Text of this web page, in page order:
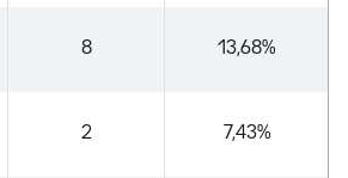
8 13,68%
2 7,43%